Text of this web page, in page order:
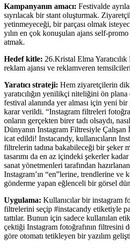
Kampanyanın amacı: Festivalde
sıyrılacak bir stant oluşturmak.
yetinmeyeceği, bir parçası olmak
yılın en çok konuşulan ajans self-
atmak.
Hedef kitle: 26.Kristal Elma
reklam ajansı ve reklamveren
Yaratıcı strateji: Hem ziyaretçilerin
yaratıcılığın yenilikçi niteliğini ön
festival alanında yer alması için yeni
karar verildi. “Instagram filtreleri
onların gerçekten birer tadı olsaydı,
Dünyanın Instagram Filtresiyle Çalışan
icat edildi! Instacandy, kullanıcıların
filtrelerin tadına bakabileceği bir şeker
tasarımı da en az içindeki şekerler
sanat yönetmenleri tarafından
Instagram’ın “en”lerine, trendlerine ve
gönderme yapan eğlenceli bir görsel
Uygulama: Kullanıcılar bir instagram
filtrelerini seçip #instacandy etiketiyle
tattılar. Bunun için sadece kullanılan
çektiği Instagram fotoğrafının filtresini
göre otomatı tetikleyen bir yazılım